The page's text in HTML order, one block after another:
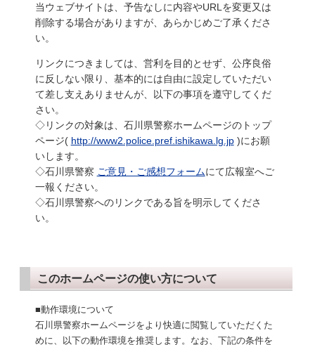
当ウェブサイトは、予告なしに内容やURLを変更又は
削除する場合がありますが、あらかじめご了承くださ
い。
リンクにつきましては、営利を目的とせず、公序良俗
に反しない限り、基本的には自由に設定していただい
て差し支えありませんが、以下の事項を遵守してくだ
さい。
◇リンクの対象は、石川県警察ホームページのトップ
ページ( http://www2.police.pref.ishikawa.lg.jp)にお願
いします。
◇石川県警察 ご意見・ご感想フォームにて広報室へご
一報ください。
◇石川県警察へのリンクである旨を明示してくださ
い。
このホームページの使い方について
■動作環境について
石川県警察ホームページをより快適に閲覧していただくた
めに、以下の動作環境を推奨します。なお、下記の条件を